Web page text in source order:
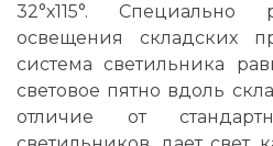
32°х115°. Специально
освещения складских
система светильника
световое пятно вдоль
отличие от